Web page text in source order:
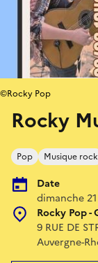
Rocky
Pop Musique rock
Date
dimanche
Rocky Pop -
9 RUE DE
Auvergne-
©Rocky Pop